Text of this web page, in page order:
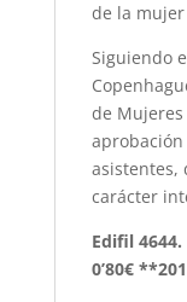
de la
Siguiendo
de
asistentes,
carácter
Edifil
0’80€